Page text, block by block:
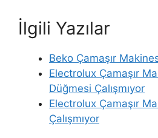
İlgili Yazılar
Beko Çamaşır
Electrolux Çamaşır
Düğmesi Çalışmıyor
Electrolux Çamaşır
Çalışmıyor